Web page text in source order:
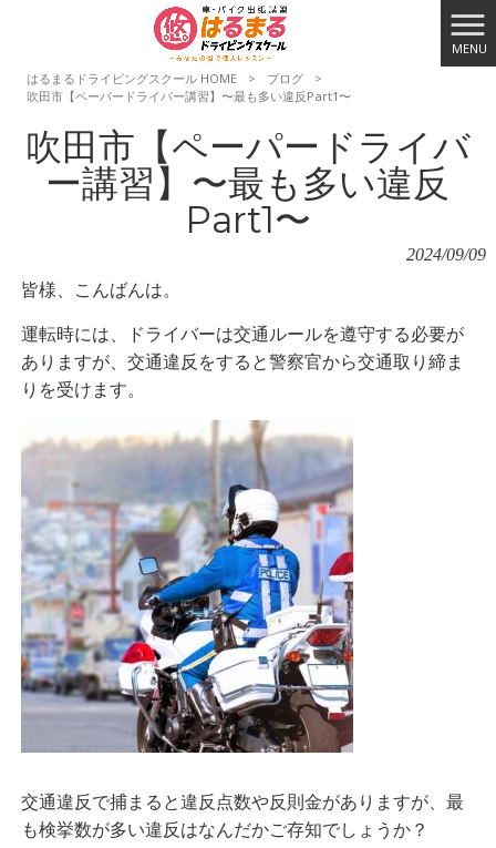
MENU
はるまるドライビングスクール HOME
> ブログ
>
吹田市【ペーパードライバー講習】〜最も多い違反Part1〜
吹田市【ペーパードライバ
ー講習】〜最も多い違反
Part1〜
2024/09/09
皆様、こんばんは。
運転時には、ドライバーは交通ルールを遵守する必要が
ありますが、交通違反をすると警察官から交通取り締ま
りを受けます。
交通違反で捕まると違反点数や反則金がありますが、最
も検挙数が多い違反はなんだかご存知でしょうか？